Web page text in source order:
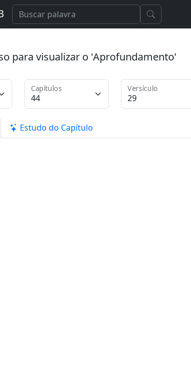
para visualizar o 'Aprofundamento'
Capítulos Versículo
Estudo do Capítulo